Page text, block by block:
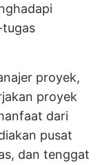
tugas
proyek,
proyek
dari
pusat
dan tenggat